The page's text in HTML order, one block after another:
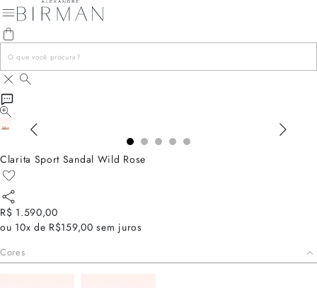
Clarita Sport Sandal Wild Rose
R$ 1.590,00
ou 10x de R$159,00 sem juros
Cores